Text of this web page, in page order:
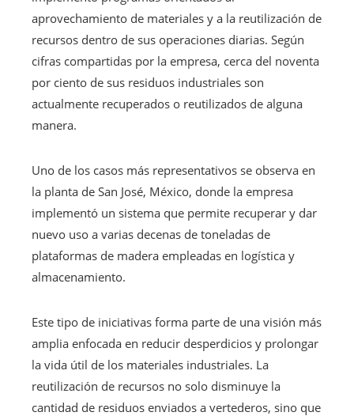
aprovechamiento de materiales y a la reutilización de
recursos dentro de sus operaciones diarias. Según
cifras compartidas por la empresa, cerca del noventa
por ciento de sus residuos industriales son
actualmente recuperados o reutilizados de alguna
manera.
Uno de los casos más representativos se observa en
la planta de San José, México, donde la empresa
implementó un sistema que permite recuperar y dar
nuevo uso a varias decenas de toneladas de
plataformas de madera empleadas en logística y
almacenamiento.
Este tipo de iniciativas forma parte de una visión más
amplia enfocada en reducir desperdicios y prolongar
la vida útil de los materiales industriales. La
reutilización de recursos no solo disminuye la
cantidad de residuos enviados a vertederos, sino que